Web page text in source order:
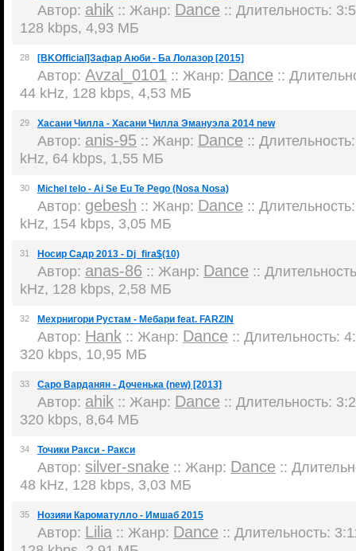
Автор: ahik :: Жанр: Dance :: Длительность:
128 kbps, 4,93 МБ
28 [BKOfficial]Зафар Аюби - Ба Лолазор [2015]
Автор: Avzal_0101 :: Жанр: Dance ::
44 kHz, 128 kbps, 4,53 МБ
29 Хасани Чилла - Хасани Чилла Эмануэла 2014 new
Автор: anis-95 :: Жанр: Dance ::
kHz, 64 kbps, 1,55 МБ
30 Michel telo - Ai Se Eu Te Pego (Nosa Nosa)
Автор: gebesh :: Жанр: Dance ::
kHz, 154 kbps, 3,05 МБ
31 Носир Садр 2013 - Dj_fira$(10)
Автор: anas-86 :: Жанр: Dance ::
kHz, 128 kbps, 2,58 МБ
32 Мехрнигори Рустам - Мебари feat. FARZIN
Автор: Hank :: Жанр: Dance :: Длительность:
320 kbps, 10,95 МБ
33 Саро Варданян - Доченька (new) [2013]
Автор: ahik :: Жанр: Dance :: Длительность:
320 kbps, 8,64 МБ
34 Точики Ракси - Ракси
Автор: silver-snake :: Жанр: Dance ::
48 kHz, 128 kbps, 3,03 МБ
35 Нозияи Кароматулло - Имшаб 2015
Автор: Lilia :: Жанр: Dance :: Длительность: